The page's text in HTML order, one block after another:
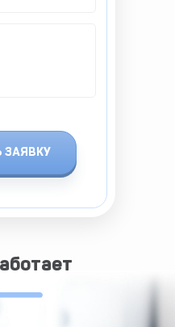
ЗАЯВКУ